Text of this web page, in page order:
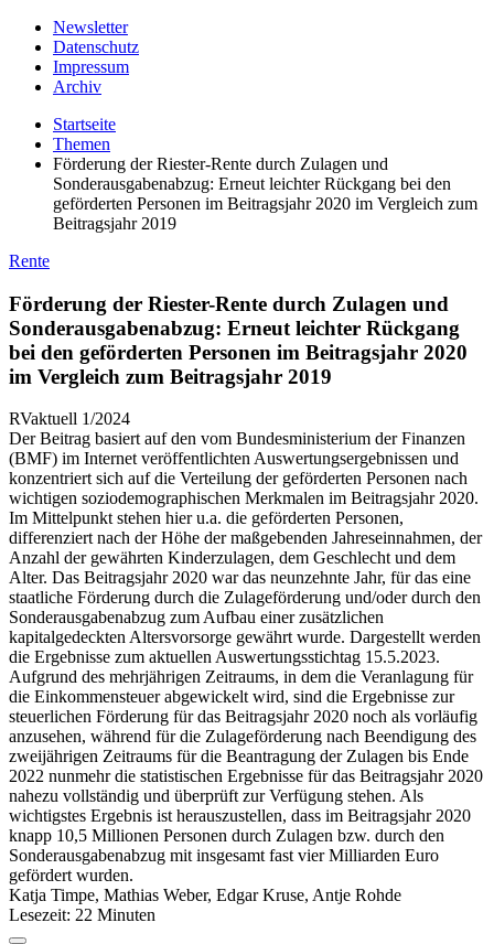
Newsletter
Datenschutz
Impressum
Archiv
Startseite
Themen
Förderung der Riester-Rente durch Zulagen und
Sonderausgabenabzug: Erneut leichter Rückgang bei den
geförderten Personen im Beitragsjahr 2020 im Vergleich zum
Beitragsjahr 2019
Rente
Förderung der Riester-Rente durch Zulagen und
Sonderausgabenabzug: Erneut leichter Rückgang
bei den geförderten Personen im Beitragsjahr 2020
im Vergleich zum Beitragsjahr 2019
RVaktuell 1/2024
Der Beitrag basiert auf den vom Bundesministerium der Finanzen
(BMF) im Internet veröffentlichten Auswertungsergebnissen und
konzentriert sich auf die Verteilung der geförderten Personen nach
wichtigen soziodemographischen Merkmalen im Beitragsjahr 2020.
Im Mittelpunkt stehen hier u.a. die geförderten Personen,
differenziert nach der Höhe der maßgebenden Jahreseinnahmen, der
Anzahl der gewährten Kinderzulagen, dem Geschlecht und dem
Alter. Das Beitragsjahr 2020 war das neunzehnte Jahr, für das eine
staatliche Förderung durch die Zulageförderung und/oder durch den
Sonderausgabenabzug zum Aufbau einer zusätzlichen
kapitalgedeckten Altersvorsorge gewährt wurde. Dargestellt werden
die Ergebnisse zum aktuellen Auswertungsstichtag 15.5.2023.
Aufgrund des mehrjährigen Zeitraums, in dem die Veranlagung für
die Einkommensteuer abgewickelt wird, sind die Ergebnisse zur
steuerlichen Förderung für das Beitragsjahr 2020 noch als vorläufig
anzusehen, während für die Zulageförderung nach Beendigung des
zweijährigen Zeitraums für die Beantragung der Zulagen bis Ende
2022 nunmehr die statistischen Ergebnisse für das Beitragsjahr 2020
nahezu vollständig und überprüft zur Verfügung stehen. Als
wichtigstes Ergebnis ist herauszustellen, dass im Beitragsjahr 2020
knapp 10,5 Millionen Personen durch Zulagen bzw. durch den
Sonderausgabenabzug mit insgesamt fast vier Milliarden Euro
gefördert wurden.
Katja Timpe, Mathias Weber, Edgar Kruse, Antje Rohde
Lesezeit: 22 Minuten